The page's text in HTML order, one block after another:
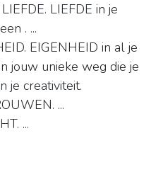
LIEFDE in je
. ...
EIGENHEID in al je
jouw unieke weg die je
je creativiteit.
...
...